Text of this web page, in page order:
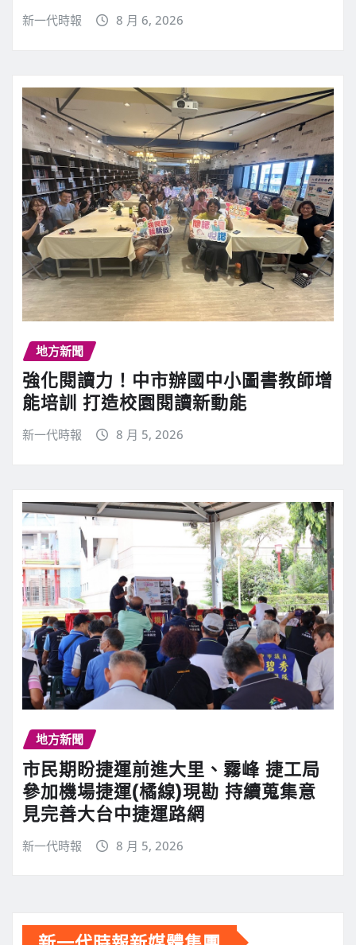
新一代時報 8 月 6, 2026
地方新聞
強化閱讀力！中市辦國中小圖書教師增
能培訓 打造校園閱讀新動能
新一代時報 8 月 5, 2026
地方新聞
市民期盼捷運前進大里、霧峰 捷工局
參加機場捷運(橘線)現勘 持續蒐集意
見完善大台中捷運路網
新一代時報 8 月 5, 2026